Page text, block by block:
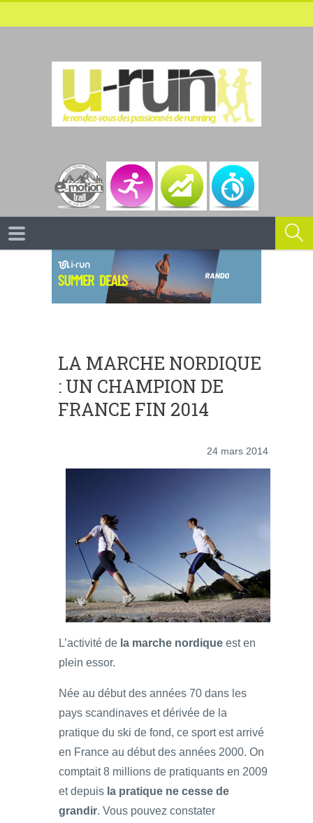
LA MARCHE NORDIQUE
: UN CHAMPION DE
FRANCE FIN 2014
24 mars 2014
L’activité de la marche nordique est en
plein essor.
Née au début des années 70 dans les
pays scandinaves et dérivée de la
pratique du ski de fond, ce sport est arrivé
en France au début des années 2000. On
comptait 8 millions de pratiquants en 2009
et depuis la pratique ne cesse de
grandir. Vous pouvez constater